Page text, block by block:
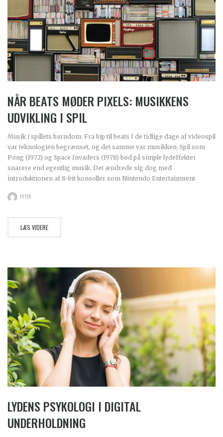
NÅR BEATS MØDER PIXELS: MUSIKKENS
UDVIKLING I SPIL
Musik i spillets barndom: Fra bip til beats I de tidlige dage af videospil
var teknologien begrænset, og det samme var musikken. Spil som
Pong (1972) og Space Invaders (1978) bød på simple lydeffekter
snarere end egentlig musik. Det ændrede sig dog med
introduktionen af 8-bit konsoller som Nintendo Entertainment
PETER
LÆS VIDERE
LYDENS PSYKOLOGI I DIGITAL
UNDERHOLDNING